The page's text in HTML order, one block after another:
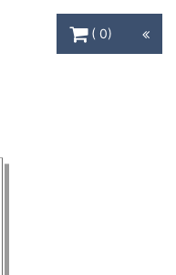
0